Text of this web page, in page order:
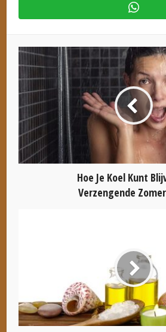
Hoe Je Koel Kunt
Verzengende